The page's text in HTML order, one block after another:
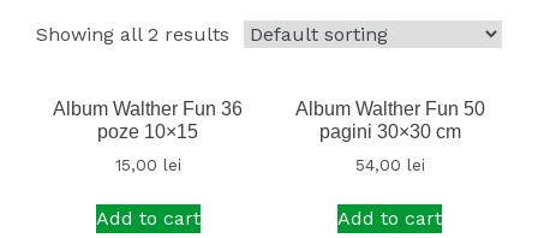
Showing all 2 results
Album Walther Fun 36
poze 10×15
15,00 lei
Add to cart
Album Walther Fun 50
pagini 30×30 cm
54,00 lei
Add to cart